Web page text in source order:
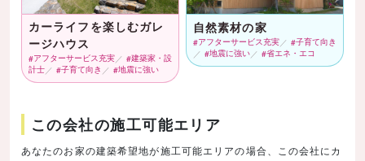
カーライフを楽しむガレ
ージハウス
アフターサービス充実
建築家・設
計士
子育て向き 地震に強い
自然素材の家
アフターサービス充実
子育て向き
地震に強い
省エネ・エコ
この会社の施工可能エリア
あなたのお家の建築希望地が施工可能エリアの場合、この会社にカ